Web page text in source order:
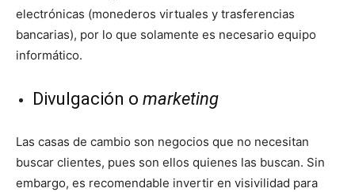
electrónicas (monederos virtuales y trasferencias
bancarias), por lo que solamente es necesario equipo
informático.
Divulgación o marketing
Las casas de cambio son negocios que no necesitan
buscar clientes, pues son ellos quienes las buscan. Sin
embargo, es recomendable invertir en visivilidad para